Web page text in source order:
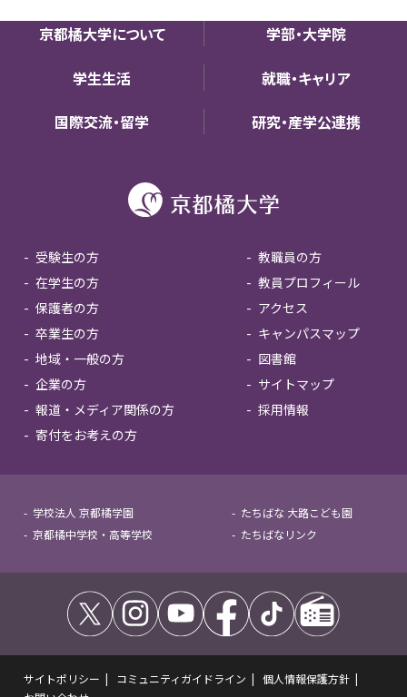
京都橘大学について 学部・大学院
学生生活 就職・キャリア
国際交流・留学 研究・産学公連携
受験生の方
在学生の方
保護者の方
卒業生の方
地域・一般の方
企業の方
報道・メディア関係の方
寄付をお考えの方
教職員の方
教員プロフィール
アクセス
キャンパスマップ
図書館
サイトマップ
採用情報
学校法人 京都橘学園
京都橘中学校・高等学校
たちばな 大路こども園
たちばなリンク
サイトポリシー コミュニティガイドライン
個人情報保護方針